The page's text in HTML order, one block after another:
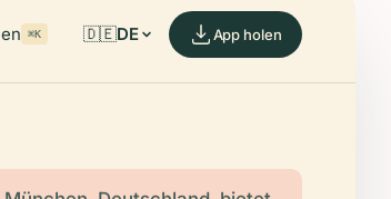
⌘K 🇩🇪DE App holen